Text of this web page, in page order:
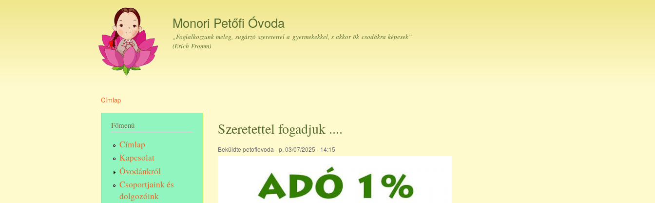
Monori Petőfi Óvoda
„Foglalkozzunk meleg, sugárzó szeretettel a gyermekekkel, s akkor ők csodákra képesek”
(Erich Fromm)
Címlap
Főmenü
Címlap
Kapcsolat
Óvodánkról
Csoportjaink és
dolgozóink
Szeretettel fogadjuk ....
Beküldte petofiovoda - p, 03/07/2025 - 14:15